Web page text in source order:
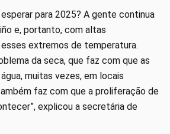
para 2025? A gente continua
e, portanto, com altas
extremos de temperatura.
da seca, que faz com que as
muitas vezes, em locais
faz com que a proliferação de
explicou a secretária de